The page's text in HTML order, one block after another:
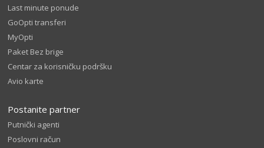
Last minute ponude
GoOpti transferi
MyOpti
Paket Bez brige
Centar za korisničku podršku
Avio karte
Postanite partner
Putnički agenti
Poslovni račun